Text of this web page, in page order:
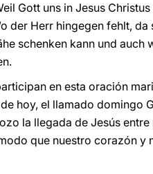
Gott uns in Jesus
der Herr hingegen fehlt, da
schenken kann und auch
en esta oración
hoy, el llamado domingo
la llegada de Jesús entre
que nuestro corazón y